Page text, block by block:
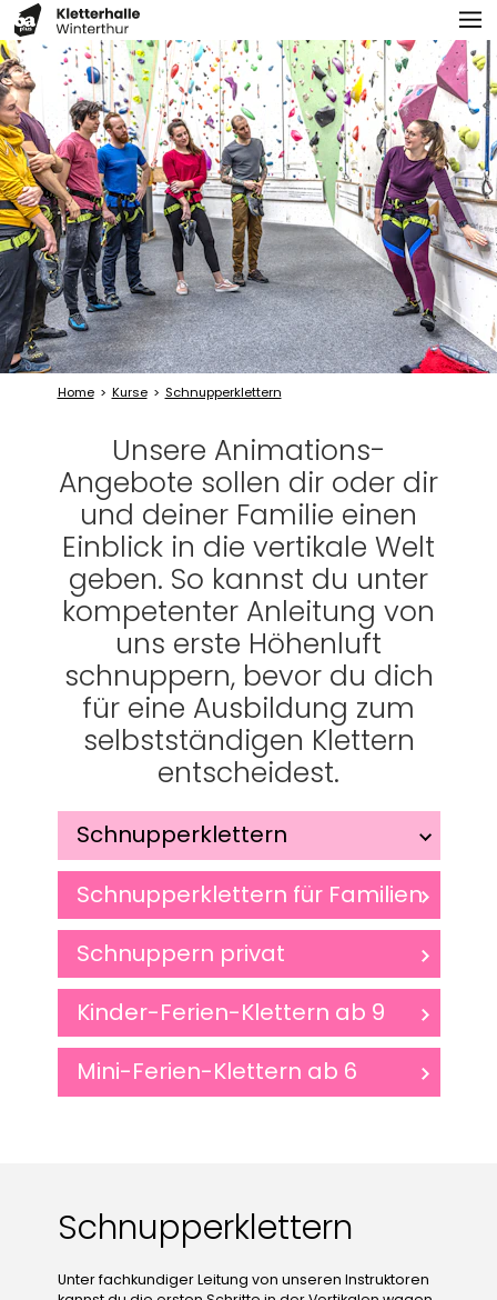
Home Kurse Schnupperklettern
Unsere Animations-
Angebote sollen dir oder dir
und deiner Familie einen
Einblick in die vertikale Welt
geben. So kannst du unter
kompetenter Anleitung von
uns erste Höhenluft
schnuppern, bevor du dich
für eine Ausbildung zum
selbstständigen Klettern
entscheidest.
Schnupperklettern
Schnupperklettern für Familien
Schnuppern privat
Kinder-Ferien-Klettern ab 9
Mini-Ferien-Klettern ab 6
Schnupperklettern
Unter fachkundiger Leitung von unseren Instruktoren